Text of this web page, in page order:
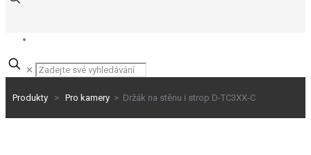
✕
Produkty > Pro kamery > Držák na stěnu i strop D-TC3XX-C